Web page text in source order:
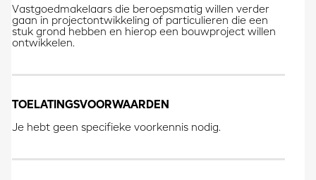
Vastgoedmakelaars die beroepsmatig willen verder
gaan in projectontwikkeling of particulieren die een
stuk grond hebben en hierop een bouwproject willen
ontwikkelen.
TOELATINGSVOORWAARDEN
Je hebt geen specifieke voorkennis nodig.